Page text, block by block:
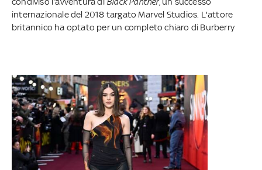
internazionale del 2018 targato Marvel Studios. L'attore
britannico ha optato per un completo chiaro di Burberry